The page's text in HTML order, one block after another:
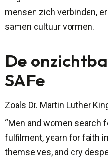
mensen zich verbinden,
samen cultuur vormen.
De
SAFe
Zoals Dr. Martin Luther
“Men and women search
fulfilment, yearn for faith
themselves, and cry